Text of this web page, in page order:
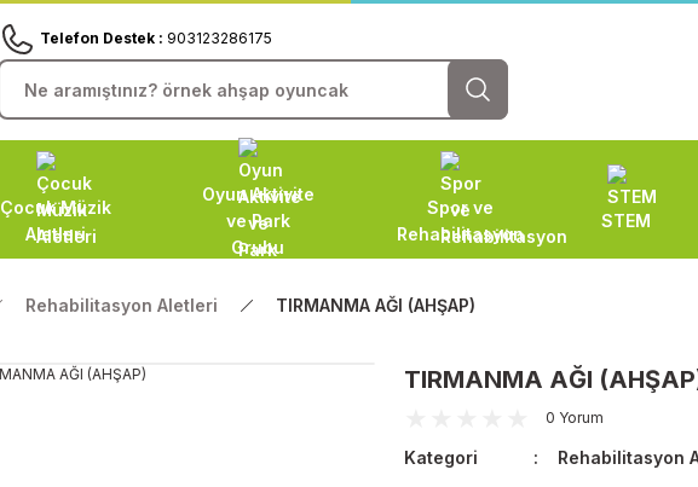
Telefon Destek : 903123286175
Çocuk Müzik
Aletleri
Oyun Aktivite
ve Park
Grubu
Spor ve
Rehabilitasyon
STEM
Rehabilitasyon Aletleri TIRMANMA AĞI (AHŞAP)
TIRMANMA AĞI
0 Yorum
Kategori
Rehabilitasyon